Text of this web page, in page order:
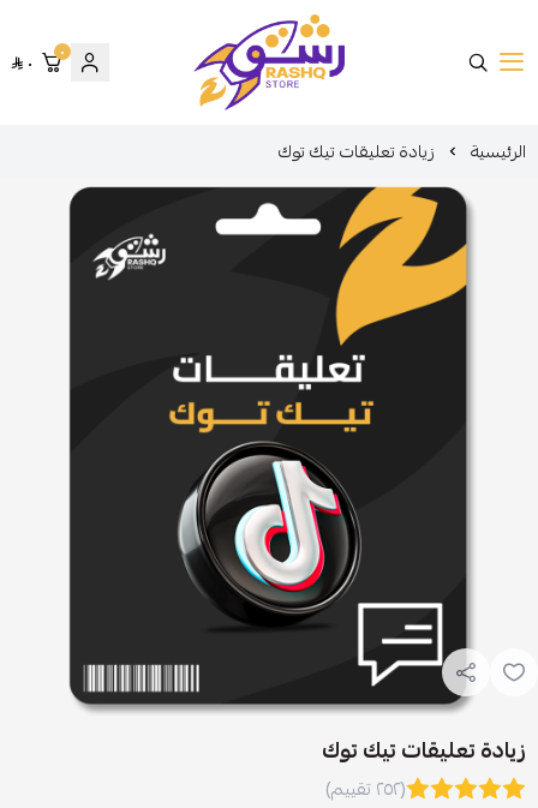
متجر رشق
٠ ٠
الرئيسية زيادة تعليقات تيك توك
زيادة تعليقات تيك توك
(٢٥٢ تقييم)